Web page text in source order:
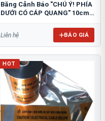
Băng Cảnh Báo "CHÚ Ý! PHÍA
DƯỚI CÓ CÁP QUANG" 10cm:
Liên hệ BÁO GIÁ
HOT